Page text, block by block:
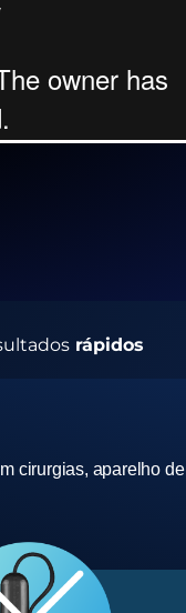
rápidos
cirurgias, aparelho de